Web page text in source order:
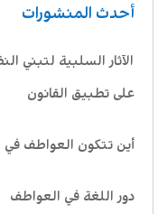
أحدث المنشورات
الآثار السلبية لتبني
على تطبيق القانون
أين تتكون العواطف في
دور اللغة في العواطف